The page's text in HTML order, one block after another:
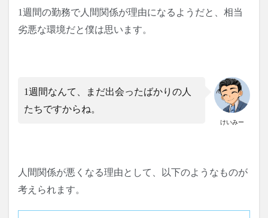
1週間の勤務で人間関係が理由になるようだと、相当
劣悪な環境だと僕は思います。
けいみー
1週間なんて、まだ出会ったばかりの人
たちですからね。
人間関係が悪くなる理由として、以下のようなものが
考えられます。